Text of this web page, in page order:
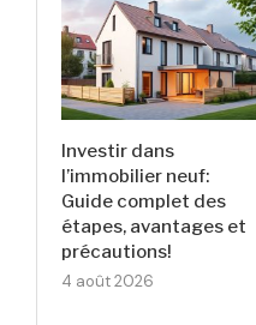
Investir dans
l’immobilier neuf:
Guide complet des
étapes, avantages et
précautions!
4 août 2026